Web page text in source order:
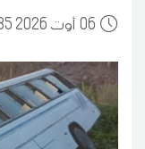
0612:35 2026 أوت